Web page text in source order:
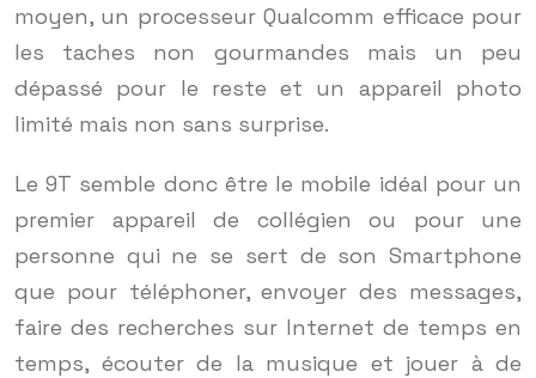
moyen, un processeur Qualcomm efficace pour
les taches non gourmandes mais un peu
dépassé pour le reste et un appareil photo
limité mais non sans surprise.
Le 9T semble donc être le mobile idéal pour un
premier appareil de collégien ou pour une
personne qui ne se sert de son Smartphone
que pour téléphoner, envoyer des messages,
faire des recherches sur Internet de temps en
temps, écouter de la musique et jouer à de